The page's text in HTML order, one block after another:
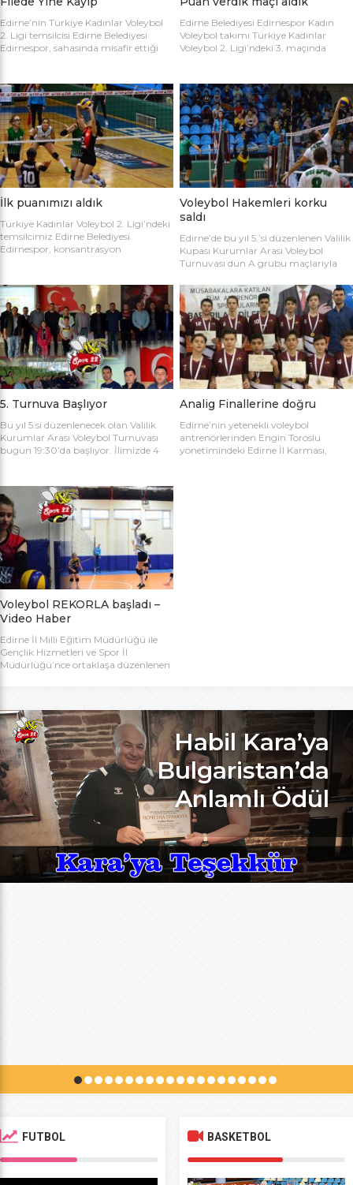
Edirne’nin Türkiye Kadınlar Voleybol
2. Ligi temsilcisi Edirne Belediyesi
Edirnespor, sahasında misafir ettiği
temsilcimiz Edirne Belediyesi
Edirnespor, Mimar Sinan Spor
Salonu’nda Manisa Salihli
Belediyespor’la karşılaştı. Takımlar
sahaya şu kadrolarla çıktılar: Edirne
Belediyesi Edirnespor: Simge, Edanur,
Sibel, Cere, Simge, Yaren, Halime,
Selay, Kübra, Deniz Salihli Belediye
Spor: […]
Edirne Belediyesi Edirnespor Kadın
Voleybol takımı Türkiye Kadınlar
Voleybol 2. Ligi’ndeki 3. maçında
Salonu’nda Metin Demirbağ ve
Emrah Baran’ın yönettiği
karşılaşmaya takımlar şu kadrolarla
çıktılar: EDİRNESPOR: Simge
Gülağız, Edanur Bayraklı, Sibel Mert,
Ceren Atica, Simge Erden, S. Yaren
Tank, Halime Akay, Selay Çalışkan,
Büşra […]
İlk puanımızı aldık
Türkiye Kadınlar Voleybol 2. Ligi’ndeki
temsilcimiz Edirne Belediyesi
Edirnespor, konsantrasyon
Kadınlar Voleybol 2. Ligi’ne devam
edilirken Edirnespor Kadın Voleybol
Takımı Mimar Sinan Spor Salonu’nda
kendi seyircisi önünde ilk maçına çıktı.
İlk maçında deplasmanda Bursa
Nilüfer Belediyesi’ne 3-0 mağlup
olmuştu. İkinci maçında konuk ettiği
Biga […]
Voleybol Hakemleri korku
saldı
Edirne’de bu yıl 5.’si düzenlenen Valilik
Kupası Kurumlar Arası Voleybol
Turnuvası dün A grubu maçlarıyla
ile Ecacılar Odası karşı karşıya geldi.
Maçı üçyüzden fazla voleybol sever
izledi. Takımlar sahaya şu kadrolarla
çıktılar: Voleybol Hakemleri: Oğulcan
Kuru, Öyküm Akıncı, Ecem Göçmen,
Özge Göktaş, Rabia Acun, Gökay
Karatop, Semih Sormaz, Coşkun
Özsoy […]
5. Turnuva Başlıyor
Bu yıl 5.si düzenlenecek olan Valilik
Kurumlar Arası Voleybol Turnuvası
bugün 19:30’da başlıyor. İlimizde 4
bugün başlıyor. Toplamda 14 takımın
katılımıyla düzenlenen 5. Valilik
Voleybol Turnuvasının teknik
toplantısı ve kura çekimi Aliço
Pehlivan Sporcu Eğitim Merkezi
Toplantı Salonu’nda yapıldı.
Toplantıya Voleybol hakemi ve
antrenörü Engin Toroslu, Ayhan […]
Analig Finallerine doğru
Edirne’nin yetenekli voleybol
antrenörlerinden Engin Toroslu
yönetimindeki Edirne İl Karması,
Voleybol REKORLA başladı –
Video Haber
Edirne İl Milli Eğitim Müdürlüğü ile
Gençlik Hizmetleri ve Spor İl
Müdürlüğü’nce ortaklaşa düzenlenen
rekoru kırıldı. REKOR KATILIMA
REKORLU AÇILIŞ Edirne Okullar
Arası Genç Kızlar A Kategorisi
Voleybol İl Şampiyonluğu maçlarına
bu yıl 8 grupta toplam […]
Habil Kara’ya
Bulgaristan’da
Anlamlı Ödül
FUTBOL BASKETBOL